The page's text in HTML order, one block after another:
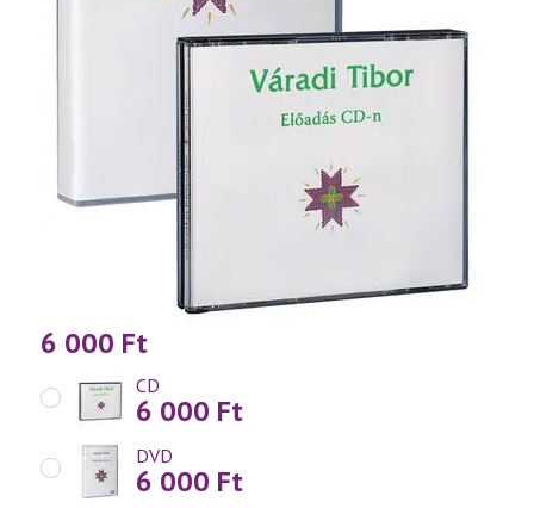
6 000 Ft
CD
6 000 Ft
DVD
6 000 Ft